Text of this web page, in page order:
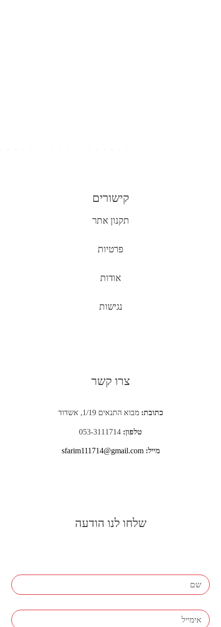
קישורים
תקנון אתר
פרטיות
אודות
נגישות
צרו קשר
כתובת: מבוא התנאים 1/19, אשדוד
טלפון:
מייל: sfarim111714@gmail.com
שלחו לנו הודעה